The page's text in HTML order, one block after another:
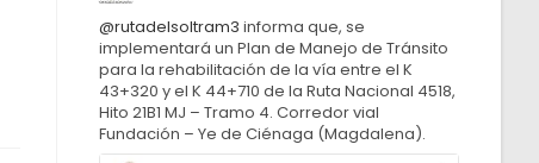
@rutadelsoltram3 informa que, se
implementará un Plan de Manejo de Tránsito
para la rehabilitación de la vía entre el K
43+320 y el K 44+710 de la Ruta Nacional 4518,
Hito 21B1 MJ – Tramo 4. Corredor vial
Fundación – Ye de Ciénaga (Magdalena).